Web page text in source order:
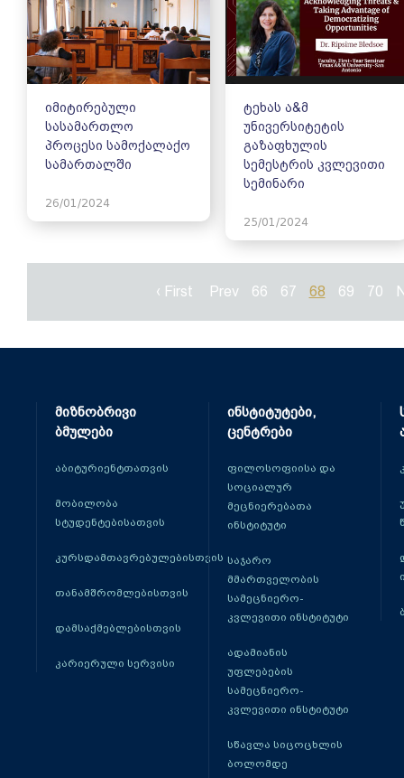
იმიტირებული
სასამართლო
პროცესი სამოქალაქო
სამართალში
26/01/2024
ტეხას ა&მ
უნივერსიტეტის
გაზაფხულის
სემესტრის კვლევითი
სემინარი
25/01/2024
‹ First Prev 66 67 68 69 70
მიზნობრივი
ბმულები
აბიტურიენტთათვის
მობილობა
სტუდენტებისათვის
კურსდამთავრებულებისთვის
თანამშრომლებისთვის
დამსაქმებლებისთვის
კარიერული სერვისი
ინსტიტუტები,
ცენტრები
ფილოსოფიისა და
სოციალურ
მეცნიერებათა
ინსტიტუტი
საჯარო
მმართველობის
სამეცნიერო-
კვლევითი ინსტიტუტი
ადამიანის
უფლებების
სამეცნიერო-
კვლევითი ინსტიტუტი
სწავლა სიცოცხლის
ბოლომდე